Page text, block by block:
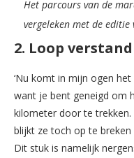
Het parcours van de
vergeleken met de editie
2. Loop
‘Nu komt in mijn ogen
want je bent geneigd om
kilometer door te
blijkt ze toch op te
Dit stuk is namelijk